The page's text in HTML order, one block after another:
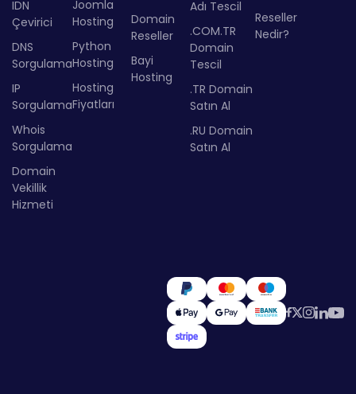
IDN
Çevirici
DNS
Sorgulama
IP
Sorgulama
Whois
Sorgulama
Domain
Vekillik
Hizmeti
Joomla
Hosting
Python
Hosting
Hosting
Fiyatları
Domain
Reseller
Bayi
Hosting
Adı Tescil
.COM.TR
Domain
Tescil
.TR Domain
Satın Al
.RU Domain
Satın Al
Reseller
Nedir?